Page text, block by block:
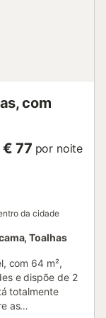
com
€ 77 por noite
da cidade
Toalhas
com 64 m²,
e dispõe de 2
totalmente
as